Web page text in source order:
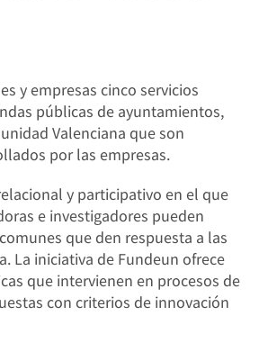
y empresas cinco servicios
públicas de ayuntamientos,
Valenciana que son
por las empresas.
y participativo en el que
e investigadores pueden
que den respuesta a las
La iniciativa de Fundeun ofrece
que intervienen en procesos de
con criterios de innovación